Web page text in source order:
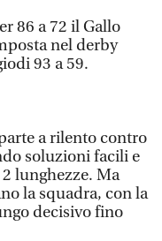
86 a 72 il Gallo
nel derby
93 a 59.
a rilento contro
soluzioni facili e
lunghezze. Ma
la squadra, con la
decisivo fino